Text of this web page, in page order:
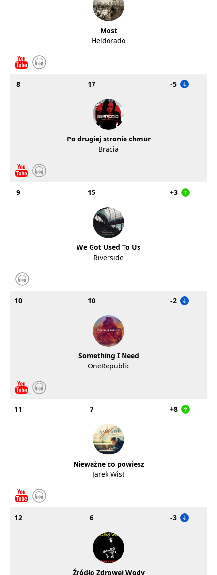
Most
Heldorado
8 17 -5
Po drugiej stronie chmur
Bracia
9 15 +3
We Got Used To Us
Riverside
10 10 -2
Something I Need
OneRepublic
11 7 +8
Nieważne co powiesz
Jarek Wist
12 6 -3
Źródło Zdrowej Wody